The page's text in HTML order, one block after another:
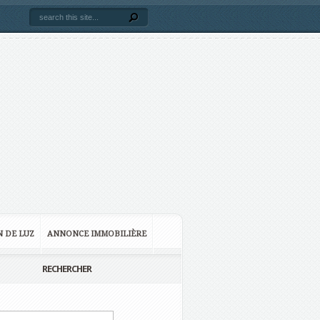
DE LUZ ANNONCE IMMOBILIÈRE
RECHERCHER